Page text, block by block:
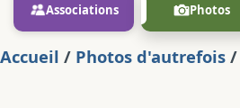
Associations Photos
Accueil / Photos d'autrefois /